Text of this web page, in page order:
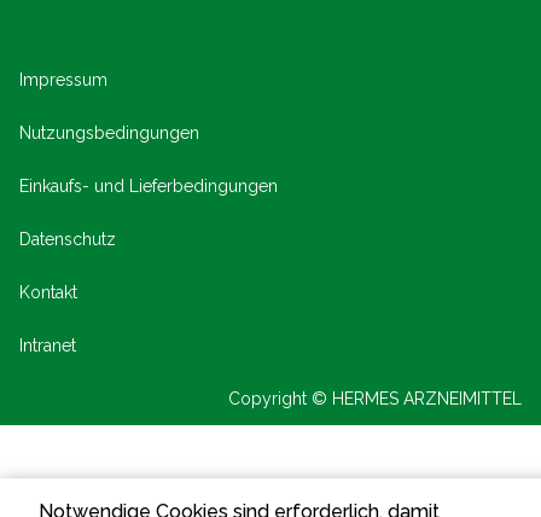
Notwendige Cookies sind erforderlich, damit